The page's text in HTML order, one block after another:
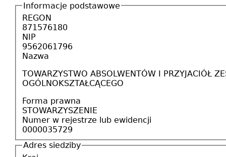
Informacje podstawowe
REGON
871576180
NIP
9562061796
Nazwa
TOWARZYSTWO ABSOLWENTÓW I PRZYJACIÓŁ
OGÓLNOKSZTAŁCĄCEGO
Forma prawna
STOWARZYSZENIE
Numer w rejestrze lub ewidencji
0000035729
Adres siedziby